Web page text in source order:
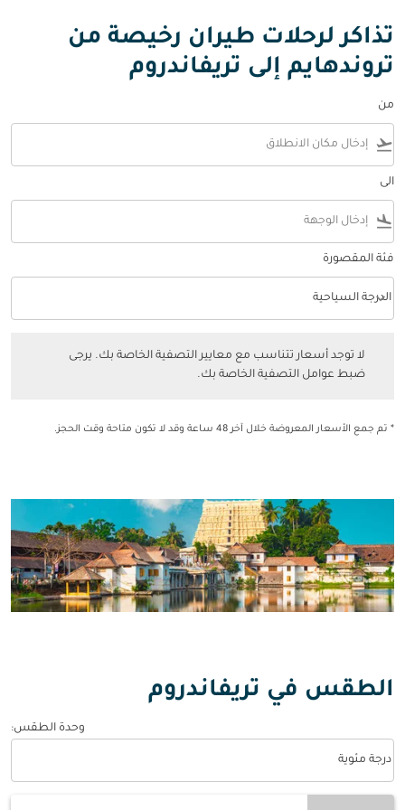
تذاكر لرحلات طيران رخيصة من
تروندهايم إلى تريفاندروم
من
flight_takeoff
الى
flight_land
فئة المقصورة
فئة المقصورة option الدرجة السياحية Selected
الدرجة السياحية
keyboard_arrow_down
لا توجد أسعار تتناسب مع معايير التصفية الخاصة بك. يرجى
ضبط عوامل التصفية الخاصة بك.
* تم جمع الأسعار المعروضة خلال آخر 48 ساعة وقد لا تكون متاحة وقت الحجز.
الطقس في تريفاندروم
وحدة الطقس:
درجة مئوية